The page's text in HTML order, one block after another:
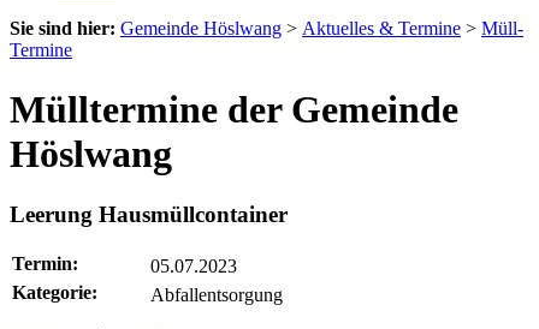
Sie sind hier: Gemeinde Höslwang > Aktuelles & Termine > Müll-
Termine
Mülltermine der Gemeinde
Höslwang
Leerung Hausmüllcontainer
Termin:
05.07.2023
Kategorie:
Abfallentsorgung